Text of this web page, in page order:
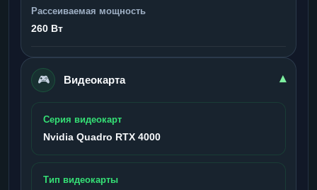
Рассеиваемая мощность
260 Вт
🎮 Видеокарта ▾
Серия видеокарт
Nvidia Quadro RTX 4000
Тип видеокарты